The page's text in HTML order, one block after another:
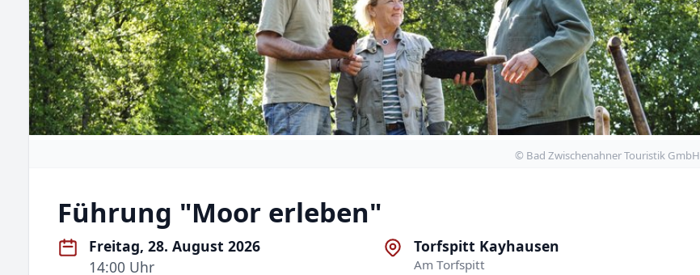
© Bad Zwischenahner Touristik GmbH
Führung "Moor erleben"
Freitag, 28. August 2026
14:00 Uhr
Torfspitt Kayhausen
Am Torfspitt